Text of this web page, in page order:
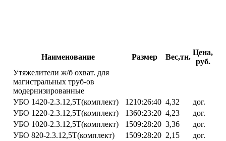
Наименование Размер Вес,тн.
Цена,
руб.
Утяжелители ж/б охват. для
магистральных труб-ов
модернизированные
УБО 1420-2.3.12,5Т(комплект)
1210:26:40 4,32
дог.
УБО 1220-2.3.12,5Т(комплект)
1360:23:20 4,23
дог.
УБО 1020-2.3.12,5Т(комплект)
1509:28:20 3,36
дог.
УБО 820-2.3.12,5Т(комплект)
1509:28:20 2,15
дог.